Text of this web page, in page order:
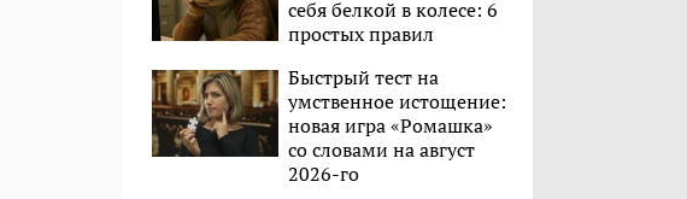
себя белкой в колесе: 6
простых правил
Быстрый тест на
умственное истощение:
новая игра «Ромашка»
со словами на август
2026-го